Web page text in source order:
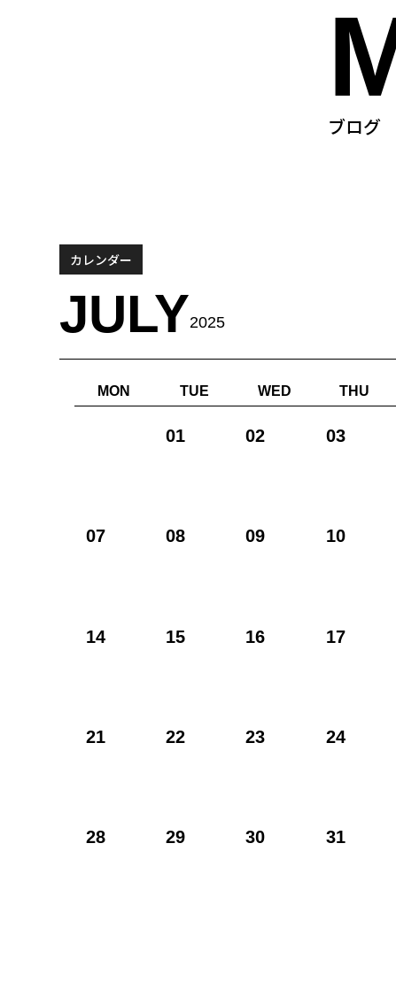
ブログ
カレンダー
JULY2025
MON TUE WED THU
01 02 03
07 08 09 10
14 15 16 17
21 22 23 24
28 29 30 31